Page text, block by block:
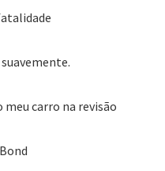
suavemente.
meu carro na revisão